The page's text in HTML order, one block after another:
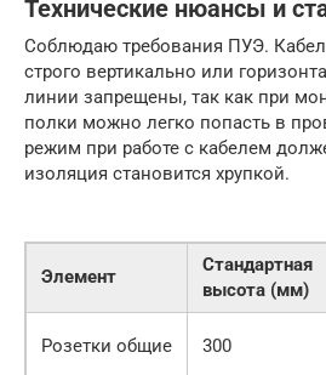
Технические нюансы и
Соблюдаю требования ПУЭ.
строго вертикально или
линии запрещены, так как при
полки можно легко попасть в
режим при работе с кабелем
изоляция становится хрупкой.
Элемент
Стандартная
высота (мм)
Розетки общие 300